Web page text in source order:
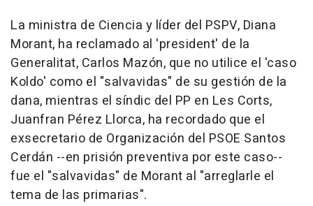
La ministra de Ciencia y líder del PSPV, Diana
Morant, ha reclamado al 'president' de la
Generalitat, Carlos Mazón, que no utilice el 'caso
Koldo' como el "salvavidas" de su gestión de la
dana, mientras el síndic del PP en Les Corts,
Juanfran Pérez Llorca, ha recordado que el
exsecretario de Organización del PSOE Santos
Cerdán --en prisión preventiva por este caso--
fue el "salvavidas" de Morant al "arreglarle el
tema de las primarias".